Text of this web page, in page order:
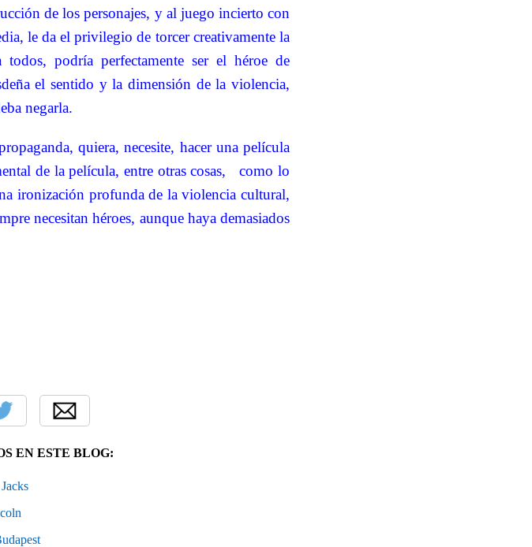
de los personajes, y al juego incierto con
le da el privilegio de torcer creativamente la
podría perfectamente ser el héroe de
el sentido y la dimensión de la violencia,
negarla.
quiera, necesite, hacer una película
de la película, entre otras cosas,
como lo
ironización profunda de la violencia cultural,
necesitan héroes, aunque haya demasiados
EN ESTE BLOG: